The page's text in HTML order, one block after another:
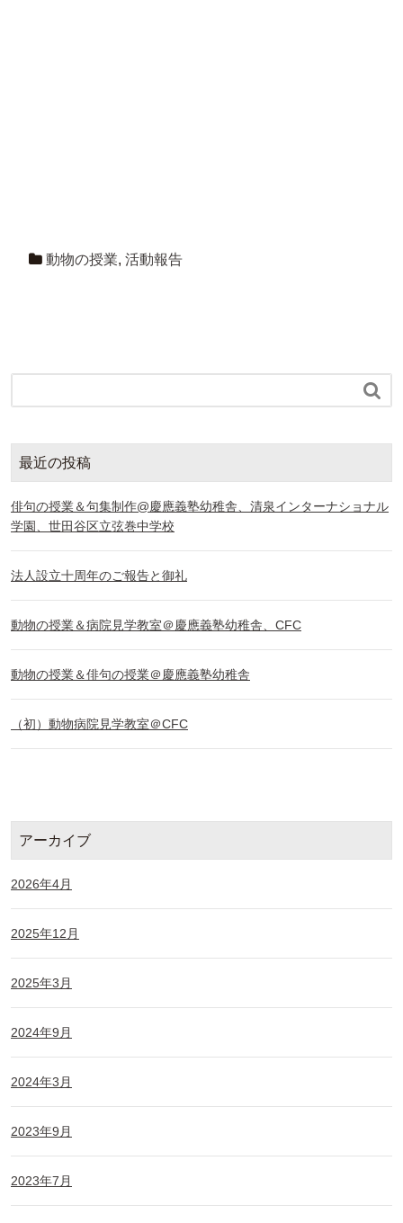
動物の授業, 活動報告

最近の投稿
俳句の授業＆句集制作@慶應義塾幼稚舎、清泉インターナショナル
学園、世田谷区立弦巻中学校
法人設立十周年のご報告と御礼
動物の授業＆病院見学教室＠慶應義塾幼稚舎、CFC
動物の授業＆俳句の授業＠慶應義塾幼稚舎
（初）動物病院見学教室＠CFC
アーカイブ
2026年4月
2025年12月
2025年3月
2024年9月
2024年3月
2023年9月
2023年7月